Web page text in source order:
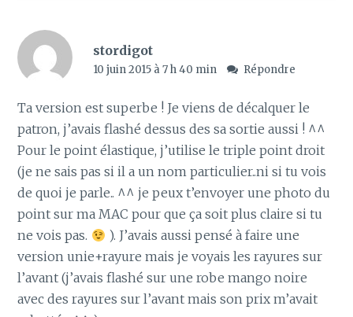
stordigot
10 juin 2015 à 7 h 40 min Répondre
Ta version est superbe ! Je viens de décalquer le
patron, j’avais flashé dessus des sa sortie aussi ! ^^
Pour le point élastique, j’utilise le triple point droit
(je ne sais pas si il a un nom particulier..ni si tu vois
de quoi je parle.. ^^ je peux t’envoyer une photo du
point sur ma MAC pour que ça soit plus claire si tu
ne vois pas.
). J’avais aussi pensé à faire une
version unie+rayure mais je voyais les rayures sur
l’avant (j’avais flashé sur une robe mango noire
avec des rayures sur l’avant mais son prix m’avait